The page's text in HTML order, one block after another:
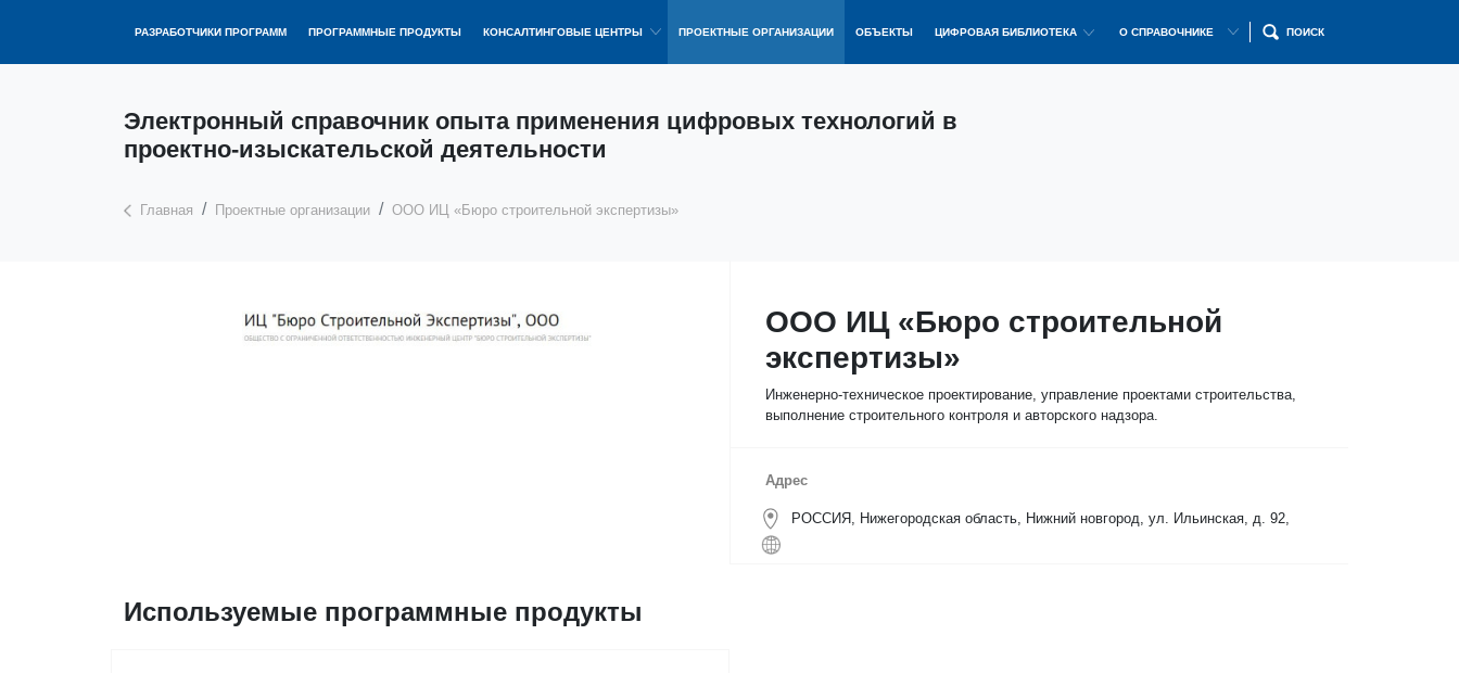
РАЗРАБОТЧИКИ ПРОГРАММ ПРОГРАММНЫЕ ПРОДУКТЫ КОНСАЛТИНГОВЫЕ ЦЕНТРЫ ПРОЕКТНЫЕ ОРГАНИЗАЦИИ ОБЪЕКТЫ ЦИФРОВАЯ БИБЛИОТЕКА О СПРАВОЧНИКЕ ПОИСК
Электронный справочник опыта применения цифровых технологий в
проектно-изыскательской деятельности
Главная Проектные организации ООО ИЦ «Бюро строительной экспертизы»
ООО ИЦ «Бюро строительной
экспертизы»
Инженерно-техническое проектирование, управление проектами строительства,
выполнение строительного контроля и авторского надзора.
Адрес
РОССИЯ, Нижегородская область, Нижний новгород, ул. Ильинская, д. 92,
Используемые программные продукты